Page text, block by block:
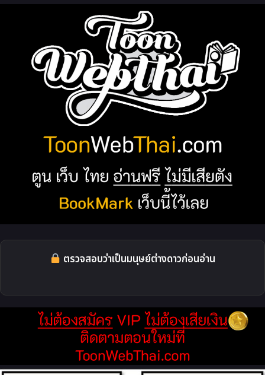
ตรวจสอบว่าเป็นมนุษย์ต่างดาวก่อนอ่าน